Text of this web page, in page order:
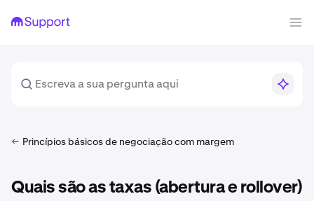
Princípios básicos de negociação com margem
Quais são as taxas (abertura e rollover)